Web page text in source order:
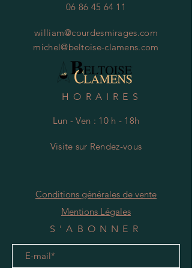
06 86 45 64 11
william@courdesmirages.com
michel@beltoise-clamens.com
HORAIRES
Lun - Ven : 10 h - 18h
Visite sur Rendez-vous
Conditions générales de vente
Mentions Légales
S'ABONNER